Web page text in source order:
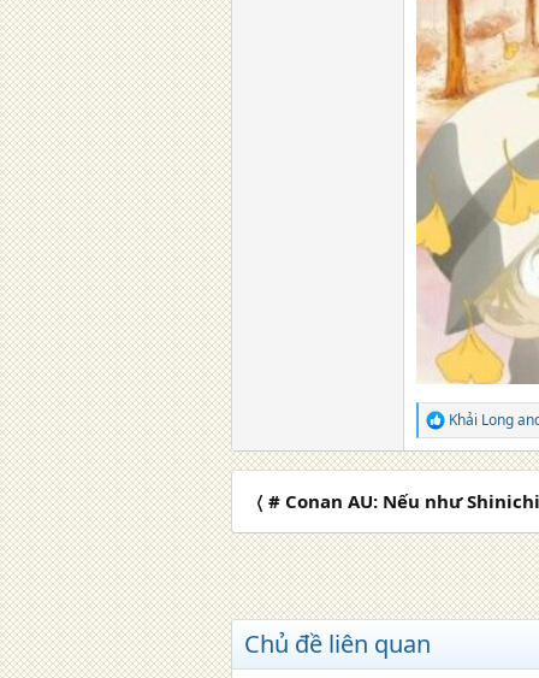
R
e
a
t
o
n
s
:
Khải Long
〈 # Conan AU: Nếu như
Chủ đề liên quan